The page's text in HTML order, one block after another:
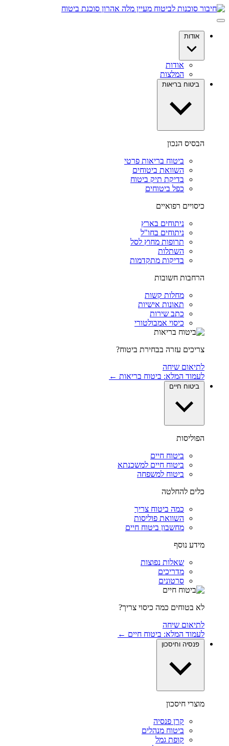
דלג
לתוכן
אודות
אודות
המלצות
ביטוח בריאות
הבסיס הנכון
ביטוח בריאות פרטי
השוואת ביטוחים
בדיקת תיק ביטוח
כפל ביטוחים
כיסויים רפואיים
ניתוחים בארץ
ניתוחים בחו"ל
תרופות מחוץ לסל
השתלות
בדיקות מתקדמות
הרחבות חשובות
מחלות קשות
תאונות אישיות
כתב שירות
כיסוי אמבולטורי
צריכים עזרה בבחירת ביטוח?
לתיאום שיחה
לעמוד המלא: ביטוח בריאות ←
ביטוח חיים
הפוליסות
ביטוח חיים
ביטוח חיים למשכנתא
ביטוח למשפחה
כלים להחלטה
כמה ביטוח צריך
השוואת פוליסות
מחשבון ביטוח חיים
מידע נוסף
שאלות נפוצות
מדריכים
סרטונים
לא בטוחים כמה כיסוי צריך?
לתיאום שיחה
לעמוד המלא: ביטוח חיים ←
פנסיה וחיסכון
מוצרי חיסכון
קרן פנסיה
ביטוח מנהלים
קופת גמל